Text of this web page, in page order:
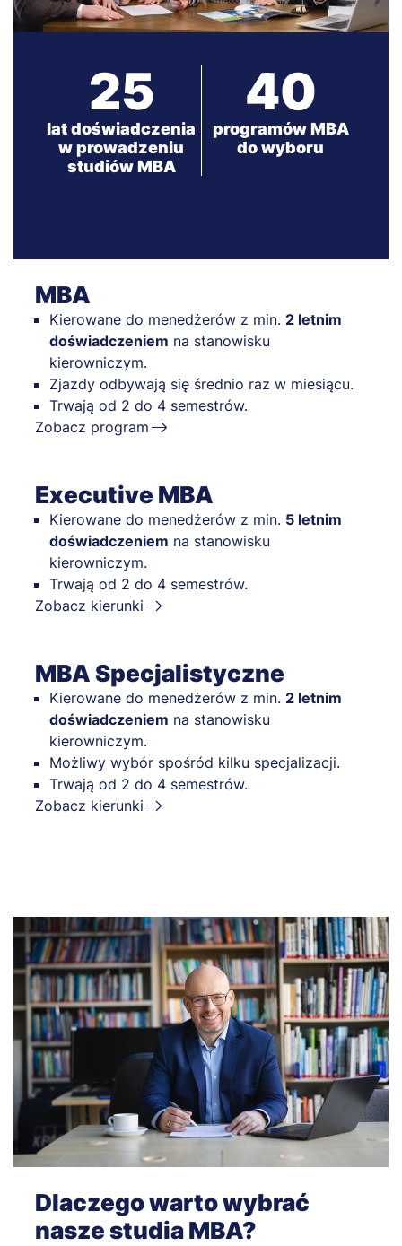
25
lat doświadczenia
w prowadzeniu
studiów MBA
40
programów MBA
do wyboru
MBA
Kierowane do menedżerów z min. 2 letnim
doświadczeniem na stanowisku
kierowniczym.
Zjazdy odbywają się średnio raz w miesiącu.
Trwają od 2 do 4 semestrów.
Zobacz program
Executive MBA
Kierowane do menedżerów z min. 5 letnim
doświadczeniem na stanowisku
kierowniczym.
Trwają od 2 do 4 semestrów.
Zobacz kierunki
MBA Specjalistyczne
Kierowane do menedżerów z min. 2 letnim
doświadczeniem na stanowisku
kierowniczym.
Możliwy wybór spośród kilku specjalizacji.
Trwają od 2 do 4 semestrów.
Zobacz kierunki
Dlaczego warto wybrać
nasze studia MBA?